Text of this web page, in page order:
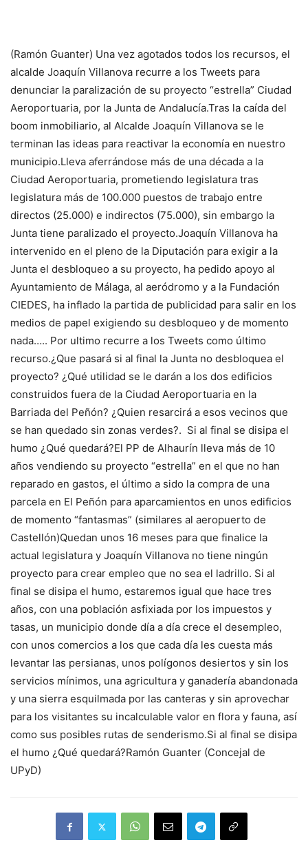
(Ramón Guanter) Una vez agotados todos los recursos, el
alcalde Joaquín Villanova recurre a los Tweets para
denunciar la paralización de su proyecto “estrella” Ciudad
Aeroportuaria, por la Junta de Andalucía.Tras la caída del
boom inmobiliario, al Alcalde Joaquín Villanova se le
terminan las ideas para reactivar la economía en nuestro
municipio.Lleva aferrándose más de una década a la
Ciudad Aeroportuaria, prometiendo legislatura tras
legislatura más de 100.000 puestos de trabajo entre
directos (25.000) e indirectos (75.000), sin embargo la
Junta tiene paralizado el proyecto.Joaquín Villanova ha
intervenido en el pleno de la Diputación para exigir a la
Junta el desbloqueo a su proyecto, ha pedido apoyo al
Ayuntamiento de Málaga, al aeródromo y a la Fundación
CIEDES, ha inflado la partida de publicidad para salir en los
medios de papel exigiendo su desbloqueo y de momento
nada….. Por ultimo recurre a los Tweets como último
recurso.¿Que pasará si al final la Junta no desbloquea el
proyecto? ¿Qué utilidad se le darán a los dos edificios
construidos fuera de la Ciudad Aeroportuaria en la
Barriada del Peñón? ¿Quien resarcirá a esos vecinos que
se han quedado sin zonas verdes?. Si al final se disipa el
humo ¿Qué quedará?El PP de Alhaurín lleva más de 10
años vendiendo su proyecto “estrella” en el que no han
reparado en gastos, el último a sido la compra de una
parcela en El Peñón para aparcamientos en unos edificios
de momento “fantasmas” (similares al aeropuerto de
Castellón)Quedan unos 16 meses para que finalice la
actual legislatura y Joaquín Villanova no tiene ningún
proyecto para crear empleo que no sea el ladrillo. Si al
final se disipa el humo, estaremos igual que hace tres
años, con una población asfixiada por los impuestos y
tasas, un municipio donde día a día crece el desempleo,
con unos comercios a los que cada día les cuesta más
levantar las persianas, unos polígonos desiertos y sin los
servicios mínimos, una agricultura y ganadería abandonada
y una sierra esquilmada por las canteras y sin aprovechar
para los visitantes su incalculable valor en flora y fauna, así
como sus posibles rutas de senderismo.Si al final se disipa
el humo ¿Qué quedará?Ramón Guanter (Concejal de
UPyD)